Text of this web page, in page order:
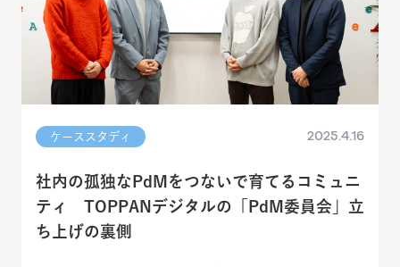
ケーススタディ 2025.4.16
社内の孤独なPdMをつないで育てるコミュニ
ティ TOPPANデジタルの「PdM委員会」立
ち上げの裏側